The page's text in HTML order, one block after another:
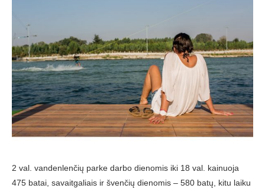
2 val. vandenlenčių parke darbo dienomis iki 18 val. kainuoja
475 batai, savaitgaliais ir švenčių dienomis – 580 batų, kitu laiku